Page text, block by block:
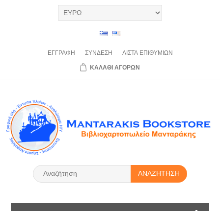
ΕΓΓΡΑΦΉ ΣΎΝΔΕΣΗ ΛΊΣΤΑ ΕΠΙΘΥΜΙΏΝ
ΚΑΛΆΘΙ ΑΓΟΡΏΝ
ΑΝΑΖΉΤΗΣΗ